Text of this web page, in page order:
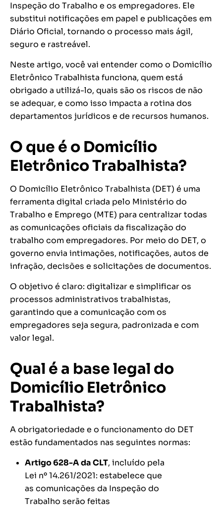
Inspeção do Trabalho e os empregadores. Ele
substitui notificações em papel e publicações em
Diário Oficial, tornando o processo mais ágil,
seguro e rastreável.
Neste artigo, você vai entender como o Domicílio
Eletrônico Trabalhista funciona, quem está
obrigado a utilizá-lo, quais são os riscos de não
se adequar, e como isso impacta a rotina dos
departamentos jurídicos e de recursos humanos.
O que é o Domicílio
Eletrônico Trabalhista?
O Domicílio Eletrônico Trabalhista (DET) é uma
ferramenta digital criada pelo Ministério do
Trabalho e Emprego (MTE) para centralizar todas
as comunicações oficiais da fiscalização do
trabalho com empregadores. Por meio do DET, o
governo envia intimações, notificações, autos de
infração, decisões e solicitações de documentos.
O objetivo é claro: digitalizar e simplificar os
processos administrativos trabalhistas,
garantindo que a comunicação com os
empregadores seja segura, padronizada e com
valor legal.
Qual é a base legal do
Domicílio Eletrônico
Trabalhista?
A obrigatoriedade e o funcionamento do DET
estão fundamentados nas seguintes normas:
Artigo 628-A da CLT, incluído pela
Lei nº 14.261/2021: estabelece que
as comunicações da Inspeção do
Trabalho serão feitas